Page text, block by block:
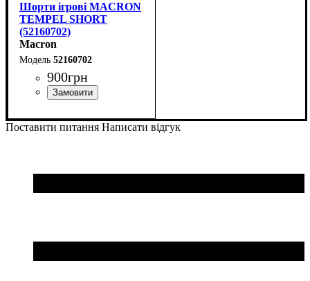
Шорти ігрові MACRON
TEMPEL SHORT
(52160702)
Macron
52160702
900грн
Поставити питання Написати відгук